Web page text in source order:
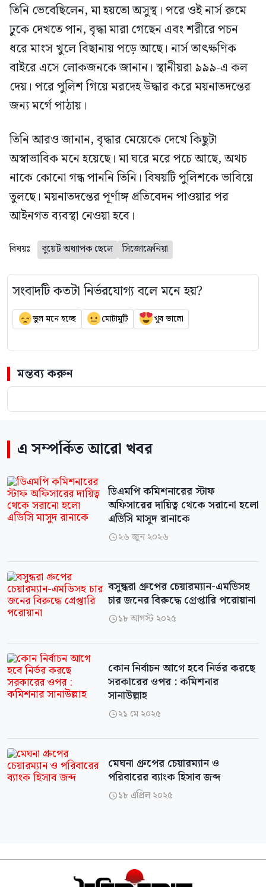
তিনি ভেবেছিলেন, মা হয়তো অসুস্থ। পরে ওই নার্স রুমে
ঢুকে দেখতে পান, বৃদ্ধা মারা গেছেন এবং শরীরে পচন
ধরে মাংস খুলে বিছানায় পড়ে আছে। নার্স তাৎক্ষণিক
বাইরে এসে লোকজনকে জানান। স্থানীয়রা ৯৯৯-এ কল
দেয়। পরে পুলিশ গিয়ে মরদেহ উদ্ধার করে ময়নাতদন্তের
জন্য মর্গে পাঠায়।
তিনি আরও জানান, বৃদ্ধার মেয়েকে দেখে কিছুটা
অস্বাভাবিক মনে হয়েছে। মা ঘরে মরে পচে আছে, অথচ
নাকে কোনো গন্ধ পাননি তিনি। বিষয়টি পুলিশকে ভাবিয়ে
তুলছে। ময়নাতদন্তের পূর্ণাঙ্গ প্রতিবেদন পাওয়ার পর
আইনগত ব্যবস্থা নেওয়া হবে।
বিষয়ঃ বুয়েট অধ্যাপক ছেলে সিজোফ্রেনিয়া
সংবাদটি কতটা নির্ভরযোগ্য বলে মনে হয়?
ভুল মনে হচ্ছে মোটামুটি খুব ভালো
মন্তব্য করুন
এ সম্পর্কিত আরো খবর
ডিএমপি কমিশনারের স্টাফ
অফিসারের দায়িত্ব থেকে সরানো হলো
এডিসি মাসুদ রানাকে
২৬ জুন ২০২৬
বসুন্ধরা গ্রুপের চেয়ারম্যান-এমডিসহ
চার জনের বিরুদ্ধে গ্রেপ্তারি পরোয়ানা
১৮ আগস্ট ২০২৫
কোন নির্বাচন আগে হবে নির্ভর করছে
সরকারের ওপর : কমিশনার
সানাউল্লাহ
২১ মে ২০২৫
মেঘনা গ্রুপের চেয়ারম্যান ও
পরিবারের ব্যাংক হিসাব জব্দ
১৮ এপ্রিল ২০২৫